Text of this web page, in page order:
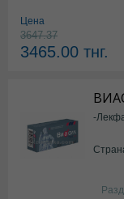
Цена
3647.37
3465.00 тнг.
-